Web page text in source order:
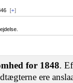
[+]
for 1848.
ere